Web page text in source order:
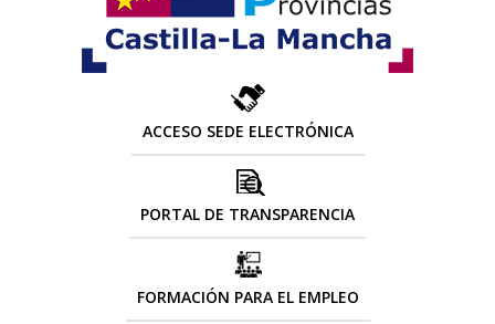
ACCESO SEDE ELECTRÓNICA
PORTAL DE TRANSPARENCIA
FORMACIÓN PARA EL EMPLEO